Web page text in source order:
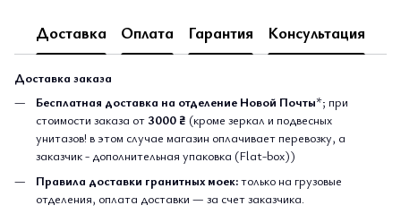
Доставка Оплата Гарантия Консультация
Доставка заказа
Бесплатная доставка на отделение Новой Почты*; при
стоимости заказа от3000 ₴ (кроме зеркал и подвесных
унитазов! в этом случае магазин оплачивает перевозку, а
заказчик - дополнительная упаковка (Flat-box))
Правила доставки гранитных моек:только на грузовые
отделения, оплата доставки — за счет заказчика.